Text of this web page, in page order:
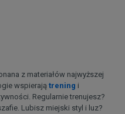
z materiałów najwyższej
wspierają trening i
Regularnie trenujesz?
Lubisz miejski styl i luz?